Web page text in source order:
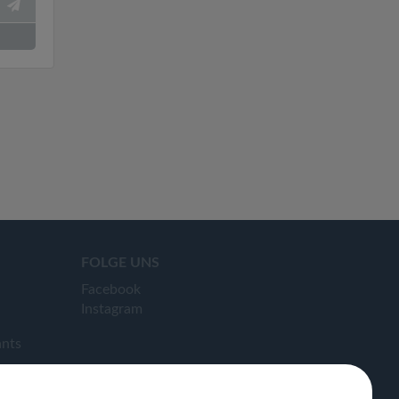
FOLGE UNS
Facebook
Instagram